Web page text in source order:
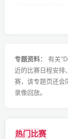
专题资料：
有关
近的比赛日程安排
赛，该专题页还会
录像回放。
热门比赛